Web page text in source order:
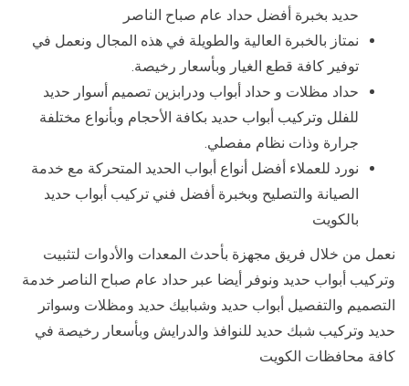
حديد بخبرة أفضل حداد عام صباح الناصر
نمتاز بالخبرة العالية والطويلة في هذه المجال ونعمل في
توفير كافة قطع الغيار وبأسعار رخيصة.
حداد مظلات و حداد أبواب ودرابزين تصميم أسوار حديد
للفلل وتركيب أبواب حديد بكافة الأحجام وبأنواع مختلفة
جرارة وذات نظام مفصلي.
نورد للعملاء أفضل أنواع أبواب الحديد المتحركة مع خدمة
الصيانة والتصليح وبخبرة أفضل فني تركيب أبواب حديد
بالكويت
نعمل من خلال فريق مجهزة بأحدث المعدات والأدوات لتثبيت
وتركيب أبواب حديد ونوفر أيضا عبر حداد عام صباح الناصر خدمة
التصميم والتفصيل أبواب حديد وشبابيك حديد ومظلات وسواتر
حديد وتركيب شبك حديد للنوافذ والدرايش وبأسعار رخيصة في
كافة محافظات الكويت